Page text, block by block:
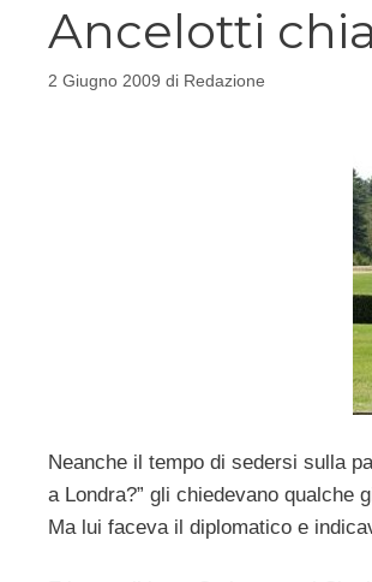
Ancelotti
2 Giugno 2009 di Redazione
Neanche il tempo di sedersi sulla
a Londra?” gli chiedevano qualche
Ma lui faceva il diplomatico e